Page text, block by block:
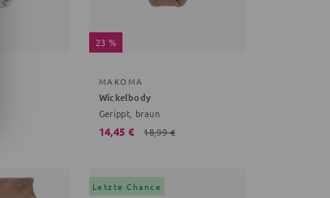
23 %
MAKOMA
Wickelbody
Gerippt, braun
14,45 € 18,99 €
Letzte Chance